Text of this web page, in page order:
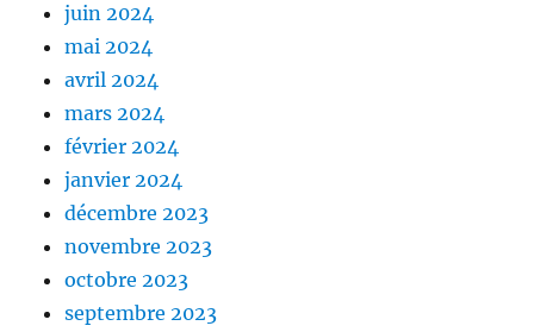
juin 2024
mai 2024
avril 2024
mars 2024
février 2024
janvier 2024
décembre 2023
novembre 2023
octobre 2023
septembre 2023